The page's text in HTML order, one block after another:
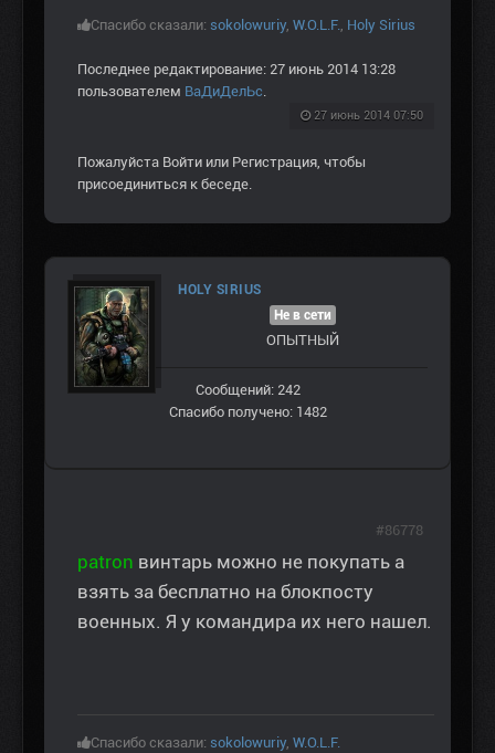
Спасибо сказали: sokolowuriy, W.O.L.F., Holy Sirius
Последнее редактирование: 27 июнь 2014 13:28
пользователем ВаДиДелЬс.
27 июнь 2014 07:50
Пожалуйста Войти или Регистрация, чтобы
присоединиться к беседе.
HOLY SIRIUS
Не в сети
ОПЫТНЫЙ
Сообщений: 242
Спасибо получено: 1482
patron винтарь можно не покупать а
взять за бесплатно на блокпосту
военных. Я у командира их него нашел.
Спасибо сказали: sokolowuriy, W.O.L.F.
#86778